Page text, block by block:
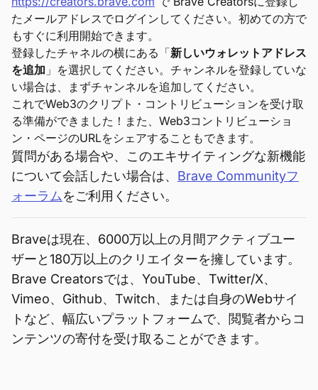
たメールアドレスでログインしてください。初めての方で
もすぐに利用開始できます。
登録したチャネルの横にある「新しいウォレットアドレス
を追加 」を選択してください。チャンネルを登録していな
い場合は、まずチャンネルを追加してください。
これでWeb3のクリプト・コントリビューションを受け取
る準備ができました！また、Web3コントリビューショ
ン・ページのURLをシェアすることもできます。
質問がある場合や、このエキサイティングな新機能
について会話したい場合は、 Brave Communityフ
ォーラムをご利用ください。
Braveは現在、6000万以上の月間アクティブユー
ザーと180万以上のクリエイターを擁しています。
Brave Creatorsでは、YouTube、Twitter/X、
Vimeo、Github、Twitch、または自身のWebサイ
トなど、幅広いプラットフォームで、閲覧者からコ
ンテンツの寄付を受け取ることができます。